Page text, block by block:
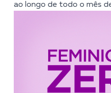
ao longo de todo o mês